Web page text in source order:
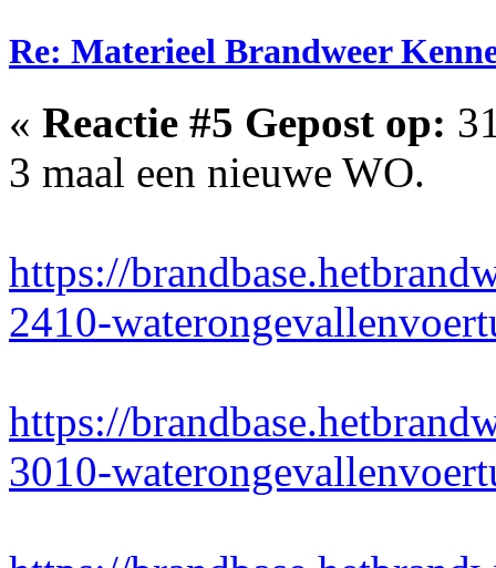
Re: Materieel Brandweer
« Reactie #5 Gepost op:
3 maal een nieuwe WO.
https://
2410-
https://
3010-